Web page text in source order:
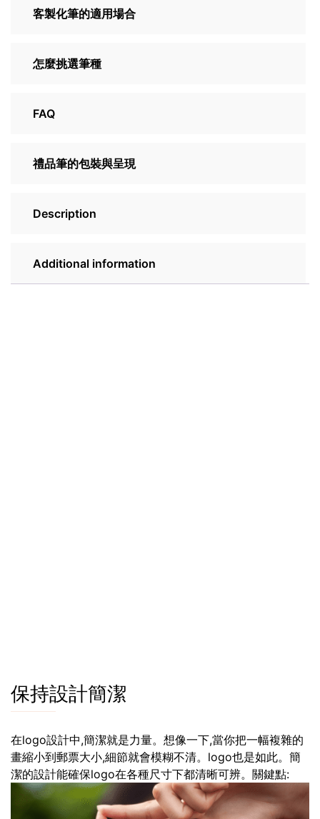
客製化筆的適用場合
怎麼挑選筆種
FAQ
禮品筆的包裝與呈現
Description
Additional information
保持設計簡潔
在logo設計中,簡潔就是力量。想像一下,當你把一幅複雜的
畫縮小到郵票大小,細節就會模糊不清。logo也是如此。簡
潔的設計能確保logo在各種尺寸下都清晰可辨。關鍵點: